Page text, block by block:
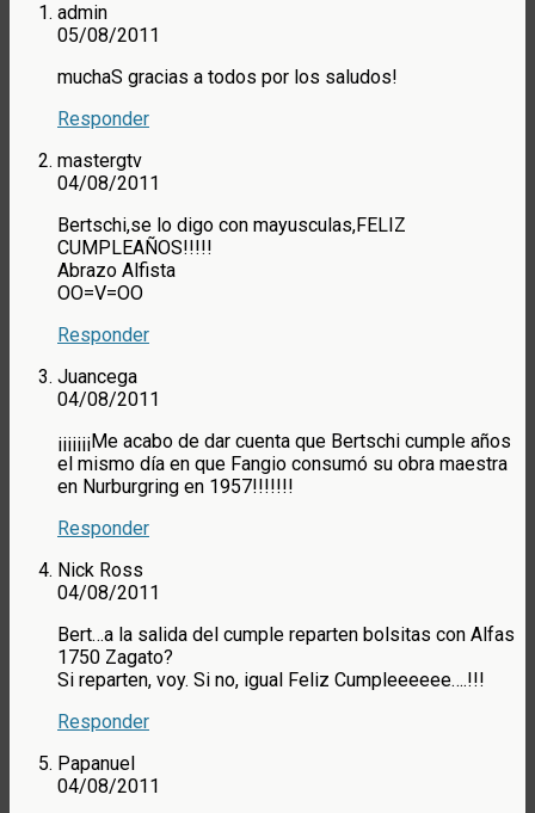
admin
05/08/2011
muchaS gracias a todos por los saludos!
Responder
mastergtv
04/08/2011
Bertschi,se lo digo con mayusculas,FELIZ
CUMPLEAÑOS!!!!!
Abrazo Alfista
OO=V=OO
Responder
Juancega
04/08/2011
¡¡¡¡¡¡¡Me acabo de dar cuenta que Bertschi cumple años
el mismo día en que Fangio consumó su obra maestra
en Nurburgring en 1957!!!!!!!
Responder
Nick Ross
04/08/2011
Bert…a la salida del cumple reparten bolsitas con Alfas
1750 Zagato?
Si reparten, voy. Si no, igual Feliz Cumpleeeeee….!!!
Responder
Papanuel
04/08/2011